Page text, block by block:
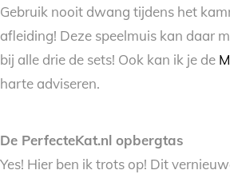
Gebruik nooit dwang tijdens het
afleiding! Deze speelmuis kan daar
bij alle drie de sets! Ook kan ik je de
harte adviseren.
De PerfecteKat.nl opbergtas
Yes! Hier ben ik trots op! Dit